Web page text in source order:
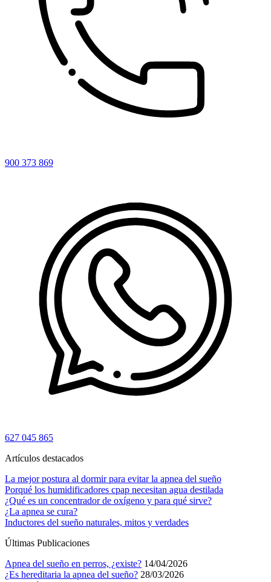
900 373 869
627 045 865
Artículos destacados
La mejor postura al dormir para evitar la apnea del sueño
Porqué los humidificadores cpap necesitan agua destilada
¿Qué es un concentrador de oxígeno y para qué sirve?
¿La apnea se cura?
Inductores del sueño naturales, mitos y verdades
Últimas Publicaciones
Apnea del sueño en perros, ¿existe? 14/04/2026
¿Es hereditaria la apnea del sueño? 28/03/2026